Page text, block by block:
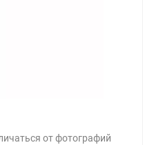
от фотографий